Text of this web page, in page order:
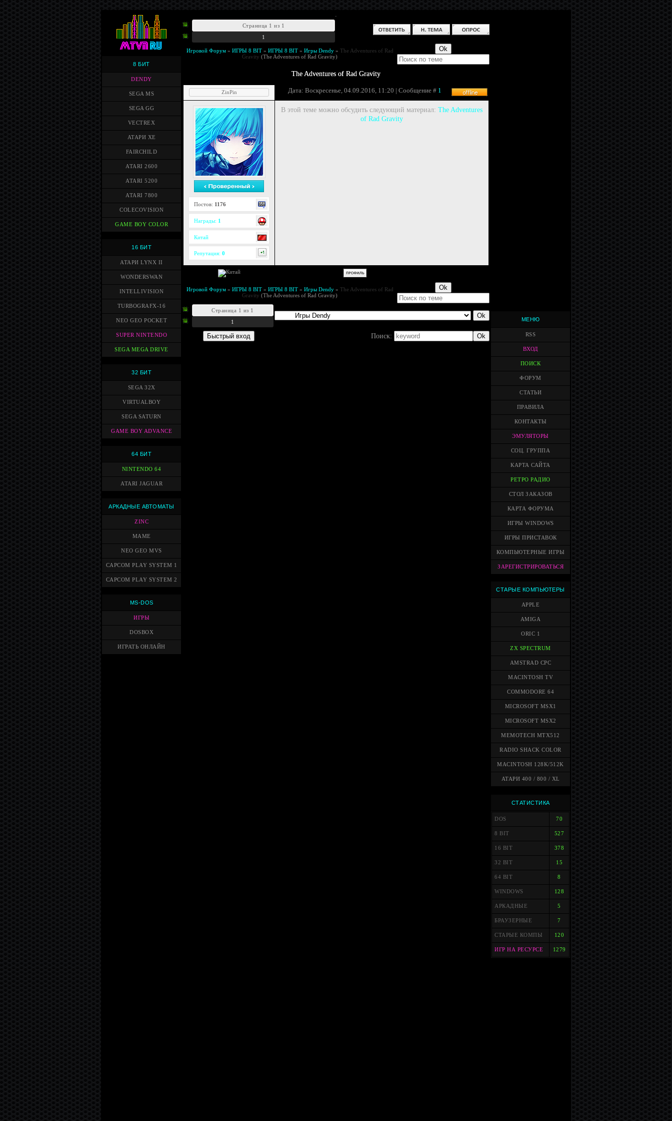
8 БИТ
DENDY
SEGA MS
SEGA GG
VECTREX
АТАРИ XE
FAIRCHILD
ATARI 2600
ATARI 5200
ATARI 7800
COLECOVISION
GAME BOY COLOR
16 БИТ
АТАРИ LYNX II
WONDERSWAN
INTELLIVISION
TURBOGRAFX-16
NEO GEO POCKET
SUPER NINTENDO
SEGA MEGA DRIVE
32 БИТ
SEGA 32X
VIRTUALBOY
SEGA SATURN
GAME BOY ADVANCE
64 БИТ
NINTENDO 64
ATARI JAGUAR
АРКАДНЫЕ АВТОМАТЫ
ZINC
MAME
NEO GEO MVS
CAPCOM PLAY SYSTEM 1
CAPCOM PLAY SYSTEM 2
MS-DOS
ИГРЫ
DOSBOX
ИГРАТЬ ОНЛАЙН
.
Страница 1 из 1
1
Игровой Форум » ИГРЫ 8 BIT » ИГРЫ 8 BIT » Игры Dendy » The Adventures of Rad
Gravity (The Adventures of Rad Gravity)
The Adventures of Rad Gravity
ZinPin Дата: Воскресенье, 04.09.2016, 11:20 | Сообщение # 1
Постов: 1176
Награды: 1
Китай
Репутация: 0
В этой теме можно обсудить следующий материал: The Adventures
of Rad Gravity
Игровой Форум » ИГРЫ 8 BIT » ИГРЫ 8 BIT » Игры Dendy » The Adventures of Rad
Gravity (The Adventures of Rad Gravity)
Страница 1 из 1
1
Поиск:
МЕНЮ
RSS
ВХОД
ПОИСК
ФОРУМ
СТАТЬИ
ПРАВИЛА
КОНТАКТЫ
ЭМУЛЯТОРЫ
СОЦ. ГРУППА
КАРТА САЙТА
РЕТРО РАДИО
СТОЛ ЗАКАЗОВ
КАРТА ФОРУМА
ИГРЫ WINDOWS
ИГРЫ ПРИСТАВОК
КОМПЬЮТЕРНЫЕ ИГРЫ
ЗАРЕГИСТРИРОВАТЬСЯ
СТАРЫЕ КОМПЬЮТЕРЫ
APPLE
AMIGA
ORIC 1
ZX SPECTRUM
AMSTRAD CPC
MACINTOSH TV
COMMODORE 64
MICROSOFT MSX1
MICROSOFT MSX2
MEMOTECH MTX512
RADIO SHACK COLOR
MACINTOSH 128K/512K
АТАРИ 400 / 800 / XL
СТАТИСТИКА
DOS 70
8 BIT 527
16 BIT 378
32 BIT 15
64 BIT 8
WINDOWS 128
АРКАДНЫЕ 5
БРАУЗЕРНЫЕ 7
СТАРЫЕ КОМПЫ 120
ИГР НА РЕСУРСЕ 1279